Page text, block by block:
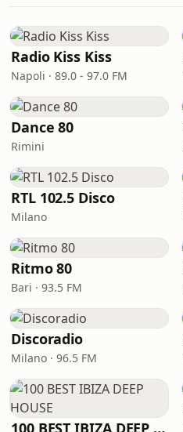
Radio Kiss Kiss
Napoli · 89.0 - 97.0 FM
Dance 80
Rimini
RTL 102.5 Disco
Milano
Ritmo 80
Bari · 93.5 FM
Discoradio
Milano · 96.5 FM
100 BEST IBIZA DEEP HOUSE